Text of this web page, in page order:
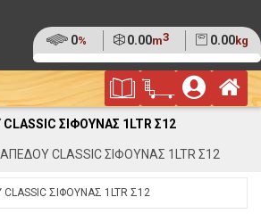
Ποσοστό
της
παλέτας
0% Όγκος
0.00m3 Βάρος
0.00kg
(0%)
Φυλλάδιο
Προσφορών
Καλάθι
Αγορών
ΣΙΦΟΥΝΑΣ 1LTR Σ12
CLASSIC ΣΙΦΟΥΝΑΣ 1LTR Σ12